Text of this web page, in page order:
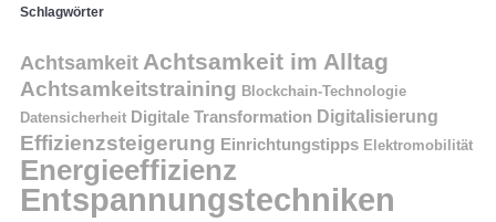
Schlagwörter
Achtsamkeit Achtsamkeit im Alltag
Achtsamkeitstraining Blockchain-Technologie
Datensicherheit Digitale Transformation Digitalisierung
Effizienzsteigerung Einrichtungstipps Elektromobilität
Energieeffizienz
Entspannungstechniken